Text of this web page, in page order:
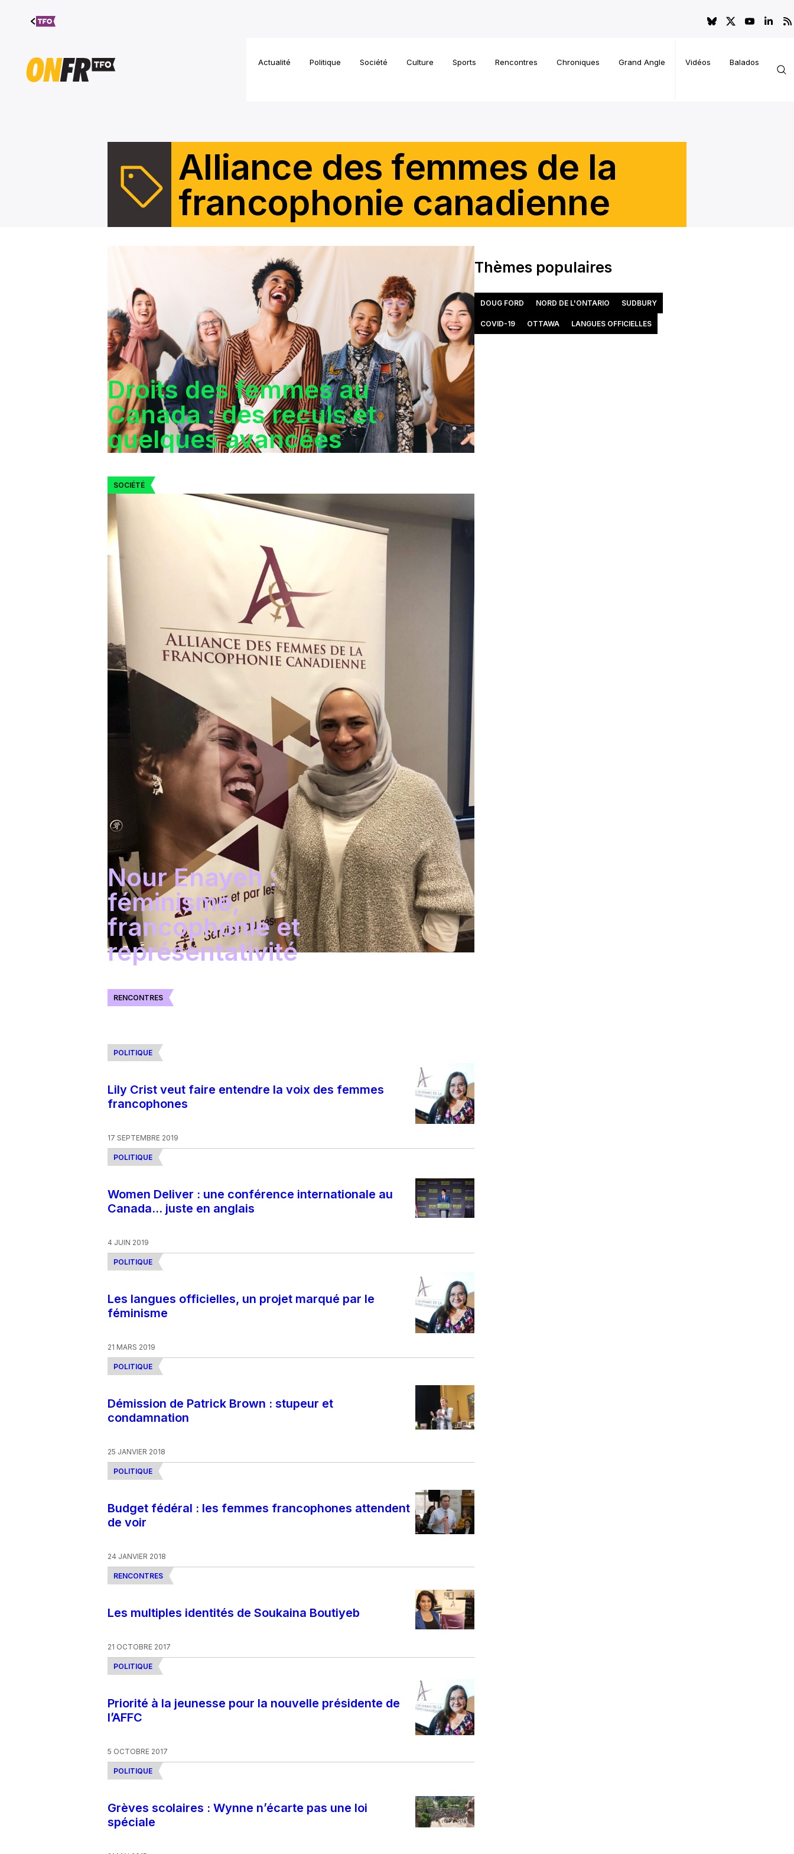
Aller au
contenu
Actualité Politique Société Culture Sports Rencontres Chroniques Grand Angle Vidéos Balados
Alliance des femmes de la
francophonie canadienne
SOCIÉTÉ
Droits des femmes au
Canada : des reculs et
quelques avancées
RENCONTRES
Nour Enayeh :
féminisme,
francophonie et
représentativité
Thèmes populaires
DOUG FORD NORD DE L'ONTARIO SUDBURY
COVID-19 OTTAWA LANGUES OFFICIELLES
POLITIQUE
Lily Crist veut faire entendre la voix des femmes
francophones
17 SEPTEMBRE 2019
POLITIQUE
Women Deliver : une conférence internationale au
Canada… juste en anglais
4 JUIN 2019
POLITIQUE
Les langues officielles, un projet marqué par le
féminisme
21 MARS 2019
POLITIQUE
Démission de Patrick Brown : stupeur et
condamnation
25 JANVIER 2018
POLITIQUE
Budget fédéral : les femmes francophones attendent
de voir
24 JANVIER 2018
RENCONTRES
Les multiples identités de Soukaina Boutiyeb
21 OCTOBRE 2017
POLITIQUE
Priorité à la jeunesse pour la nouvelle présidente de
l’AFFC
5 OCTOBRE 2017
POLITIQUE
Grèves scolaires : Wynne n’écarte pas une loi
spéciale